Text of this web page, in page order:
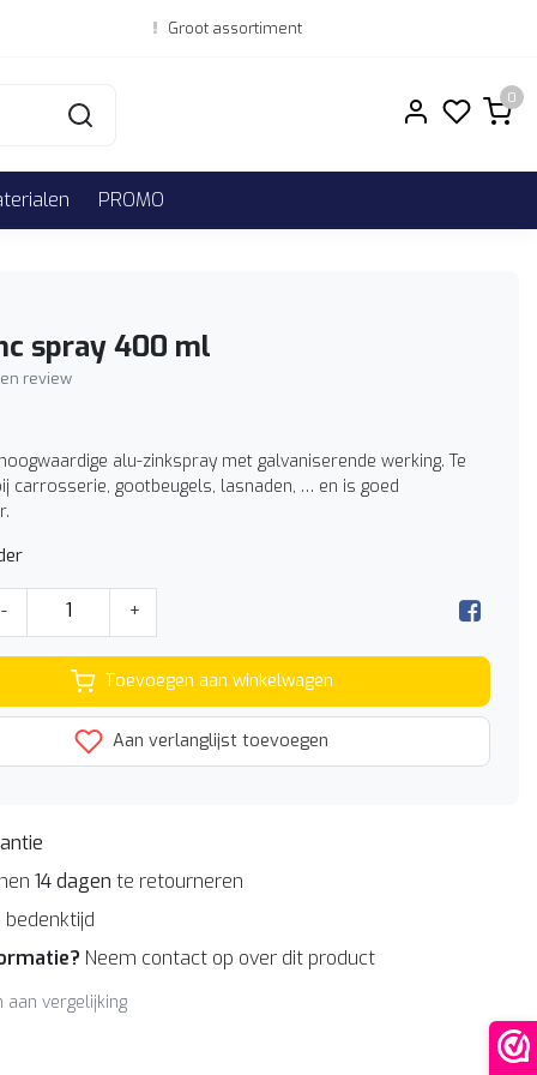
Groot assortiment
0
PROMO
spray 400 ml
review
alu-zinkspray met galvaniserende werking. Te
carrosserie, gootbeugels, lasnaden, … en is goed
- +
Toevoegen aan winkelwagen
Aan verlanglijst toevoegen
14 dagen te retourneren
bedenktijd
Neem contact op over dit product
aan vergelijking